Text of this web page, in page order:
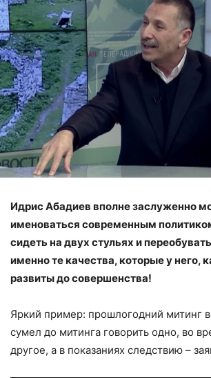
Идрис Абадиев вполне заслуженно
именоваться современным
сидеть на двух стульях и
именно те качества, которые у него,
развиты до совершенства!
Яркий пример: прошлогодний митинг
сумел до митинга говорить одно, во
другое, а в показаниях следствию –